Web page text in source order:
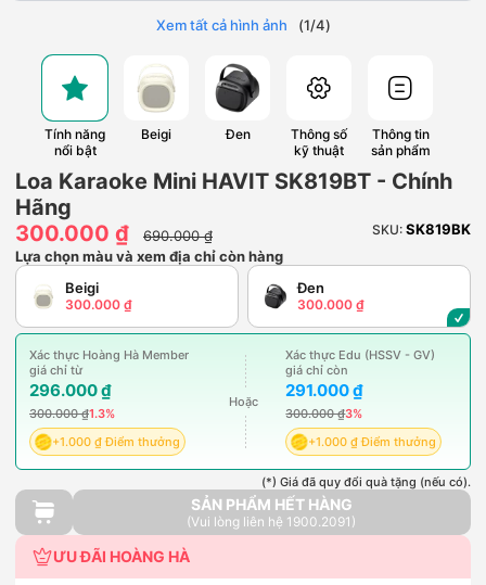
Xem tất cả hình ảnh (1/4)
Tính năng
nổi bật
Beigi Đen
Thông số
kỹ thuật
Thông tin
sản phẩm
Loa Karaoke Mini HAVIT SK819BT - Chính
Hãng
300.000 ₫
690.000 ₫ SKU: SK819BK
Lựa chọn màu và xem địa chỉ còn hàng
Beigi
300.000 ₫
Đen
300.000 ₫
Xác thực Hoàng Hà Member
giá chỉ từ
296.000 ₫
300.000 ₫1.3%
+1.000 ₫ Điểm thưởng
Hoặc
Xác thực Edu (HSSV - GV)
giá chỉ còn
291.000 ₫
300.000 ₫3%
+1.000 ₫ Điểm thưởng
(*) Giá đã quy đổi quà tặng (nếu có).
SẢN PHẨM HẾT HÀNG
(Vui lòng liên hệ 1900.2091)
ƯU ĐÃI HOÀNG HÀ